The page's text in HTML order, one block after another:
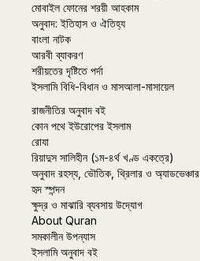
মোবাইল ফোনের শরয়ী আহকাম
অনুবাদ: ইতিহাস ও ঐতিহ্য
বাংলা নাটক
আরবী ব্যাকরণ
শরীয়তের দৃষ্টিতে পর্দা
ইসলামি বিধি-বিধান ও মাসআলা-মাসায়েল
রাজনীতির অনুবাদ বই
কোন পথে ইউরোপের ইসলাম
রোযা
রিয়াদুস সালিহীন (১ম-৪র্থ খণ্ড একত্রে)
অনুবাদ রহস্য, ভৌতিক, থ্রিলার ও অ্যাডভেঞ্চার
হৃদ স্পন্দন
ক্ষুদ্র ও মাঝারি ব্যবসায় উদ্যোগ
About Quran
সমকালীন উপন্যাস
ইসলামি অনুবাদ বই